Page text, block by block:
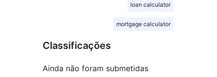
loan calculator
mortgage calculator
Classificações
Ainda não foram submetidas